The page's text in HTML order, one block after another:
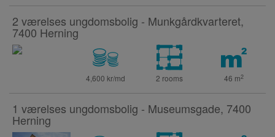
2 værelses ungdomsbolig - Munkgårdkvarteret,
7400 Herning
4,600 kr/md 2 rooms 46 m2
1 værelses ungdomsbolig - Museumsgade, 7400
Herning